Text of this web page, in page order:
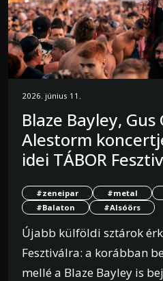
2026. június 11.
Blaze Bayley, Gus
Alestorm
idei TÁBOR
#zeneipar #metal
#Balaton
#Alsóörs
Újabb külföldi sztárok
Fesztiválra: a korábban
mellé a Blaze Bayley is